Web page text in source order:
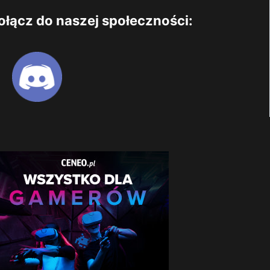
do naszej społeczności: